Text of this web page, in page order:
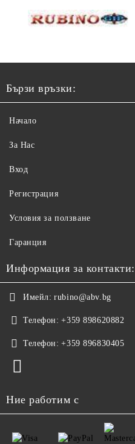
Бързи връзки:
Начало
За Нас
Вход
Регистрация
Условия за ползване
Гаранция
Информация за контакти:
Имейл: rubino@abv.bg
Телефон: +359 898620882
Телефон: +359 896830405
Ние работим с